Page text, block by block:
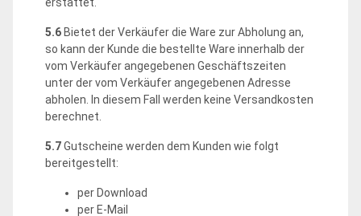
5.6 Bietet der Verkäufer die Ware zur Abholung an,
so kann der Kunde die bestellte Ware innerhalb der
vom Verkäufer angegebenen Geschäftszeiten
unter der vom Verkäufer angegebenen Adresse
abholen. In diesem Fall werden keine Versandkosten
berechnet.
5.7Gutscheine werden dem Kunden wie folgt
bereitgestellt:
per Download
per E-Mail